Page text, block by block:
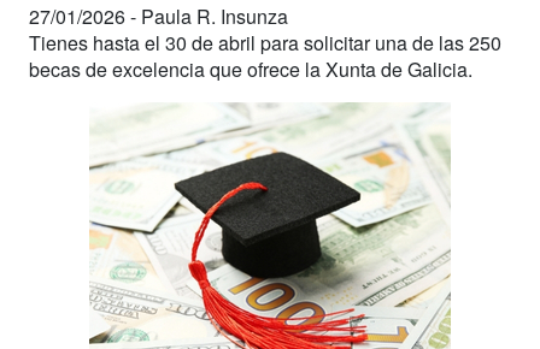
27/01/2026 - Paula R. Insunza
Tienes hasta el 30 de abril para solicitar una de las 250
becas de excelencia que ofrece la Xunta de Galicia.